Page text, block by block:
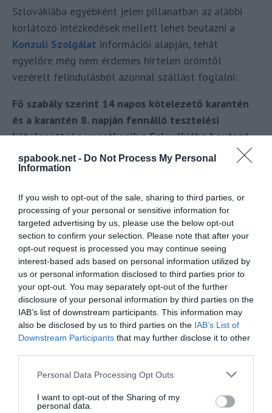
spabook.net - Do Not Process My Personal
Information
If you wish to opt-out of the sale, sharing to third parties, or
processing of your personal or sensitive information for
targeted advertising by us, please use the below opt-out
section to confirm your selection. Please note that after your
opt-out request is processed you may continue seeing
interest-based ads based on personal information utilized by
us or personal information disclosed to third parties prior to
your opt-out. You may separately opt-out of the further
disclosure of your personal information by third parties on the
IAB’s list of downstream participants. This information may
also be disclosed by us to third parties on the IAB’s List of
Downstream Participants that may further disclose it to other
Please note that this website/app uses one or more Google
not limited to your visit or usage behaviour. You may click to
grant or deny consent to Google and its third-party tags to
Personal Data Processing Opt Outs
I want to opt-out of the Sharing of my
personal data.
Szlovákiába egyébként jelen pillanatban az alábbi
korlátozó intézkedések mellett lehet beutazni a
Konzuli Szolgálat információi alapján, tehát
egyelőre még nem érdemes hirtelen örömtől
vezérelt felindulásból azonnal szállást foglalni:
Fő szabály szerint 14 napos kötelezető karantén
és a karantén 8. napján fennálló tesztelési
kötelezettség vonatkozik a Szlovákiába beutazó
turistákra. Abban az esetben is, érvényes ez, ha az
utas rendelkezik 72 óránál nem régebbi, EU-
oltási igazolással, illetve oltási vagy védettségi
igazolvánnyal. A tesztkötelezettség a kötelező
karantén 8. napján lép fel.
Kivételek természetesen akadnak, például az ingázók,
vagy a szomszédos államokban tanulmányaikat
folytató személyek esetében a határon történő
ingázáshoz szükséges7 napnál nem régebbi negatív
antigén vagy RT-PCR tesztbemutatása. Tesztelés
alól is van kivétel (pl.: árufuvarozók + tranzitálók +
Szlovákia területén diplomáciai kiváltságokat és
mentességeket élvező személyek).
A karantén a beutazást követően a